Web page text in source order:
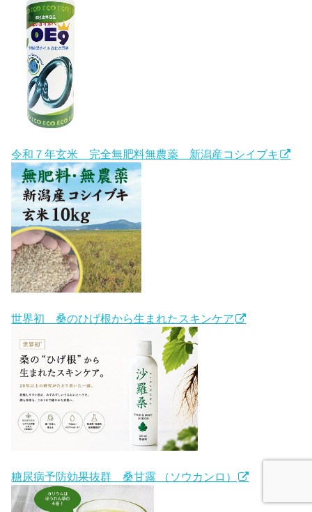
令和７年玄米 完全無肥料無農薬 新潟産コシイブキ
世界初 桑のひげ根から生まれたスキンケア
糖尿病予防効果抜群 桑甘露 （ソウカンロ）